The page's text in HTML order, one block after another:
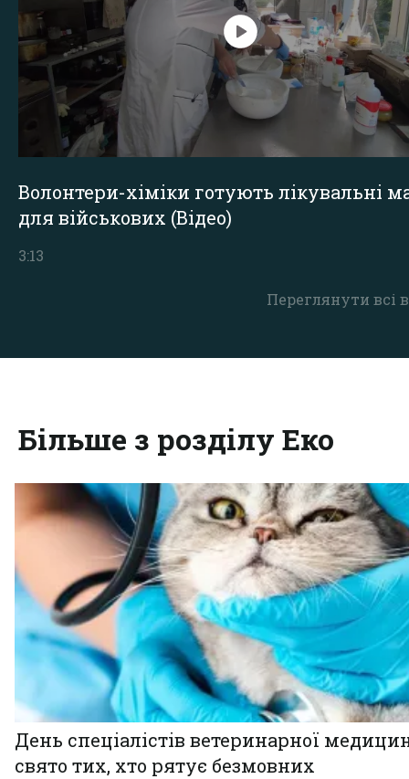
Переглянути всі
Волонтери-хіміки готують лікувальні
для військових (Відео)
3:13
Більше з розділу Еко
День спеціалістів ветеринарної
свято тих, хто рятує безмовних